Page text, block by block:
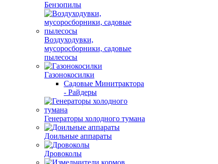
Бензопилы
Воздуходувки,
мусоросборники, cадовые
пылесосы
Газонокосилки
Садовые Минитрактора
- Райдеры
Генераторы холодного тумана
Доильные аппараты
Дровоколы